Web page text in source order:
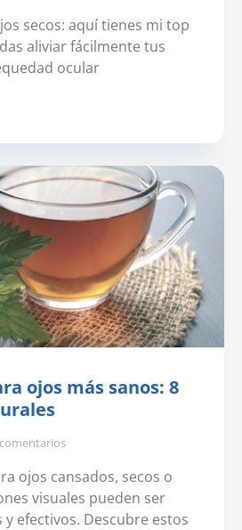
secos: aquí tienes mi top
aliviar fácilmente tus
ocular
ojos más sanos: 8
ojos cansados, secos o
visuales pueden ser
y efectivos. Descubre estos